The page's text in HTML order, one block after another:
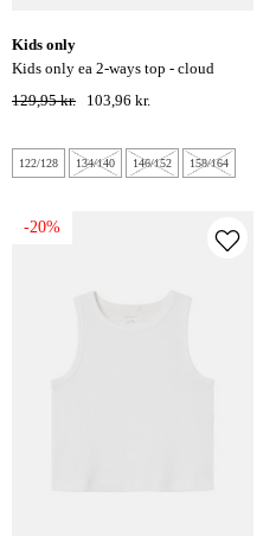
kids only
kids only ea 2-ways top - cloud
dancer
129,95 kr. 103,96 kr.
122/128 134/140 146/152 158/164
-20%